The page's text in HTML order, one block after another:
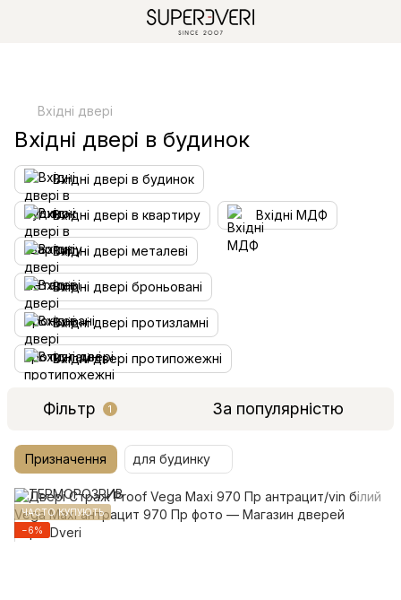
Вхідні двері
Вхідні двері в будинок
Вхідні двері в будинок
Вхідні двері в квартиру Вхідні МДФ
Вхідні двері металеві
Вхідні двері броньовані
Вхідні двері протизламні
Вхідні двері протипожежні
Фільтр 1 За популярністю
Призначення для будинку
ЧАСТО КУПУЮТЬ
−6%